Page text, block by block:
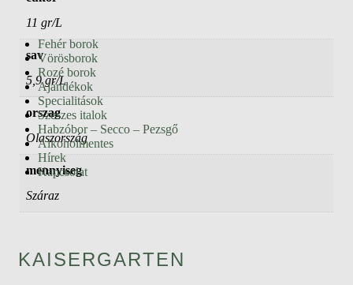
Fehér borok
Vörösborok
Rozé borok
Ajándékok
Specialitások
Szeszes italok
Habzóbor – Secco – Pezsgő
Alkoholmentes
Hírek
Kapcsolat
11 gr/L
sav
5,9 gr/L
orszag
Olaszország
mennyiseg
Száraz
KAISERGARTEN